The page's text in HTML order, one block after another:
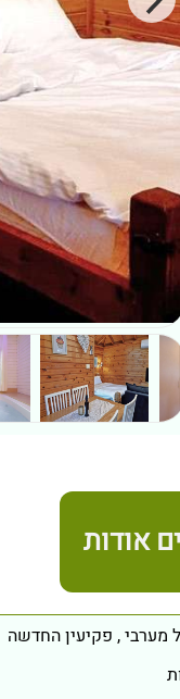
אודות
מערבי, פקיעין החדשה